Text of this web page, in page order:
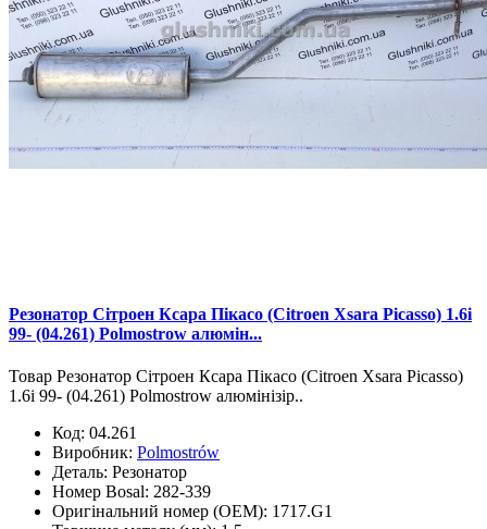
Резонатор Сітроен Ксара Пікасо (Citroen Xsara Picasso) 1.6i
99- (04.261) Polmostrow алюмін...
Товар Резонатор Сітроен Ксара Пікасо (Citroen Xsara Picasso)
1.6i 99- (04.261) Polmostrow алюмінізір..
Код: 04.261
Виробник: Polmostrów
Деталь: Резонатор
Номер Bosal: 282-339
Оригінальний номер (OEM): 1717.G1